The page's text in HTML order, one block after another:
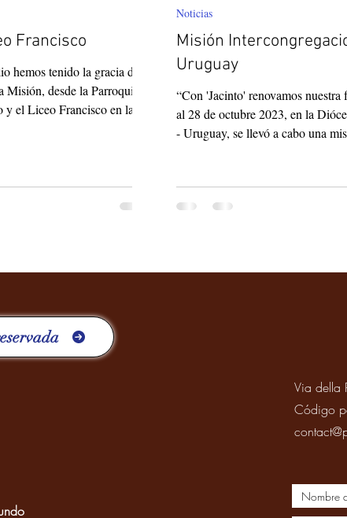
Francisco
hemos tenido la gracia de
desde la Parroquia
y el Liceo Francisco en la...
Misión
Uruguay
“Con 'Jacinto' renovamos nuestra
al 28 de octubre 2023, en la
- Uruguay, se llevó a cabo una
Noticias
Via della
Código